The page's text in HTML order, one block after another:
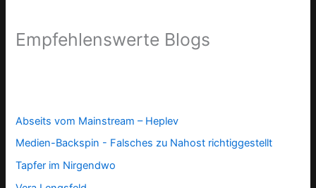
Empfehlenswerte Blogs
Abseits vom Mainstream – Heplev
Medien-Backspin - Falsches zu Nahost richtiggestellt
Tapfer im Nirgendwo